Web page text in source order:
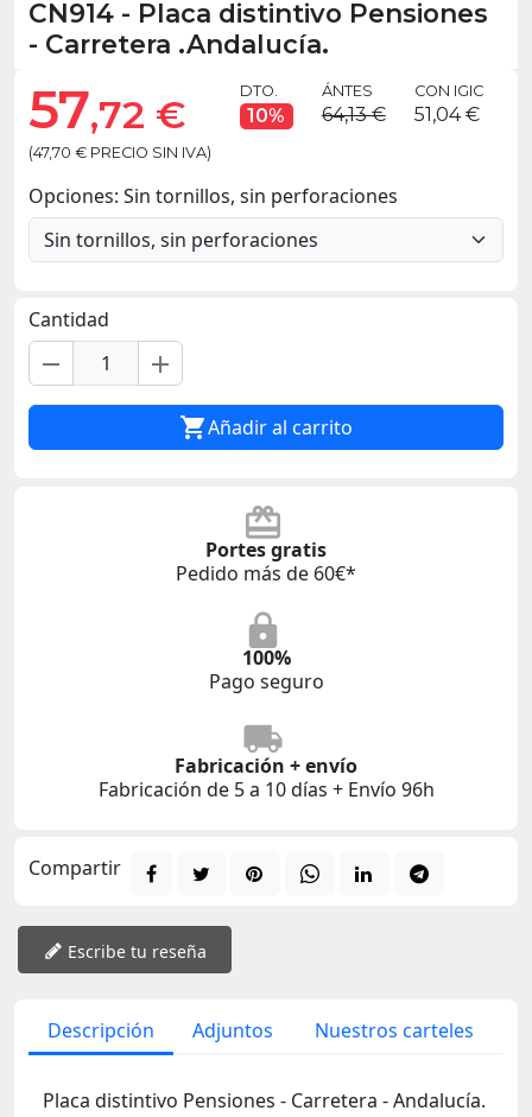
CN914 - Placa distintivo Pensiones
- Carretera .Andalucía.
57,72 €
(47,70 € PRECIO SIN IVA)
DTO.
10%
ÁNTES
64,13 €
CON IGIC
51,04 €
Opciones: Sin tornillos, sin perforaciones
Cantidad
remove add
Añadir al carrito
Portes gratis
Pedido más de 60€*
100%
Pago seguro
Fabricación + envío
Fabricación de 5 a 10 días + Envío 96h
Compartir
Escribe tu reseña
Descripción Adjuntos Nuestros carteles
Placa distintivo Pensiones - Carretera - Andalucía.